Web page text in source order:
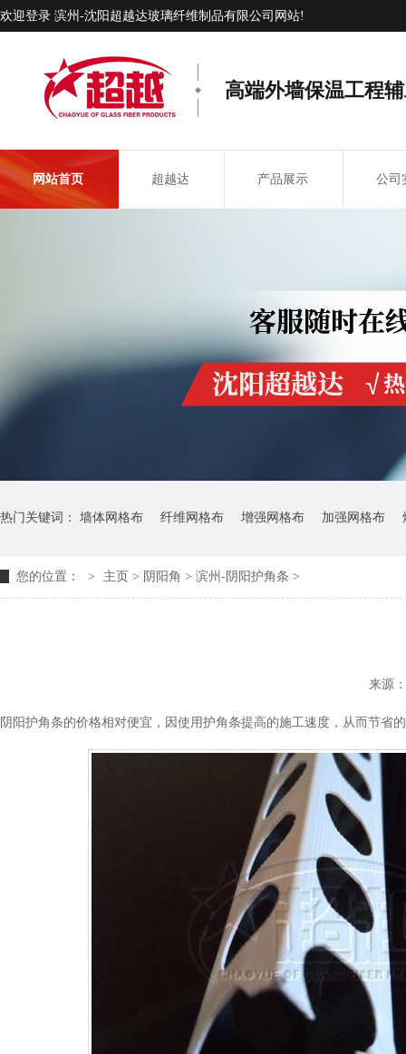
欢迎登录 滨州-沈阳超越达玻璃纤维制品有限公司网站!
高端外墙保温工程
网站首页 超越达 产品展示 公司
热门关键词： 墙体网格布 纤维网格布 增强网格布 加强网格布
您的位置： > 主页 > 阴阳角 > 滨州-阴阳护角条 >
来源：
阴阳护角条的价格相对便宜，因使用护角条提高的施工速度，从而节